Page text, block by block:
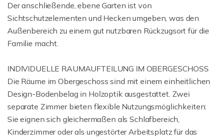
Der anschließende, ebene Garten ist von
Sichtschutzelementen und Hecken umgeben, was den
Außenbereich zu einem gut nutzbaren Rückzugsort für die
Familie macht.
INDIVIDUELLE RAUMAUFTEILUNG IM OBERGESCHOSS
Die Räume im Obergeschoss sind mit einem einheitlichen
Design-Bodenbelag in Holzoptik ausgestattet. Zwei
separate Zimmer bieten flexible Nutzungsmöglichkeiten:
Sie eignen sich gleichermaßen als Schlafbereich,
Kinderzimmer oder als ungestörter Arbeitsplatz für das